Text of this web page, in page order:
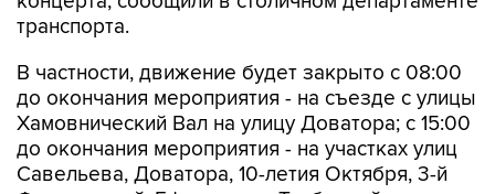
В частности, движение будет закрыто с 08:00
Хамовнический Вал на улицу Доватора; с 15:00
до окончания мероприятия - на участках улиц
Савельева, Доватора, 10-летия Октября, 3-й
Фрунзенской, Ефремова и Трубецкой, в
Проектируемом проезде № 2309.